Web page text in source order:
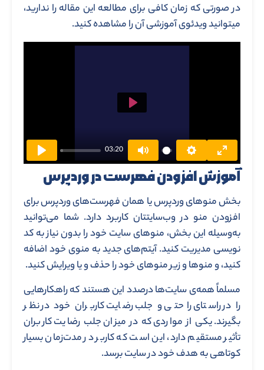
در صورتی که زمان کافی برای مطالعه این مقاله را ندارید،
میتوانید ویدئوی آموزشی آن را مشاهده کنید.
03:20
Play
آموزش افزودن فهرست در وردپرس
بخش منوهای وردپرس یا همان فهرست‌های وردپرس برای
افزودن منو در وب‌سایتتان کاربرد دارد. شما می‌توانید
به‌وسیله این بخش، منوهای سایت خود را بدون نیاز به کد
نویسی مدیریت کنید. آیتم‌های جدید به منوی خود اضافه
کنید، و منوها و زیر منوهای خود را حذف و یا ویرایش کنید.
مسلماً همه‌ی سایت‌ها درصدد این هستند که راهکارهایی
را در راستای راحتی و جلب رضایت کاربران خود در نظر
بگیرند. یکی از مواردی که در میزان جلب رضایت کاربران
تأثیر مستقیم دارد، این است که کاربر در مدت‌زمان بسیار
کوتاهی به هدف خود در سایت برسد.